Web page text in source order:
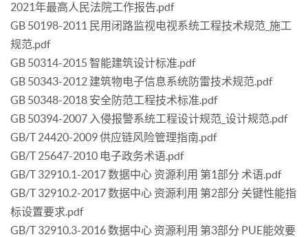
2021年最高人民法院工作报告.pdf
GB 50198-2011 民用闭路监视电视系统工程技术规范_施工
规范.pdf
GB 50314-2015 智能建筑设计标准.pdf
GB 50343-2012 建筑物电子信息系统防雷技术规范.pdf
GB 50348-2018 安全防范工程技术标准.pdf
GB 50394-2007 入侵报警系统工程设计规范_设计规范.pdf
GB/T 24420-2009 供应链风险管理指南.pdf
GB/T 25647-2010 电子政务术语.pdf
GB/T 32910.1-2017 数据中心 资源利用 第1部分 术语.pdf
GB/T 32910.2-2017 数据中心 资源利用 第2部分 关键性能指
标设置要求.pdf
GB/T 32910.3-2016 数据中心 资源利用 第3部分 PUE能效要